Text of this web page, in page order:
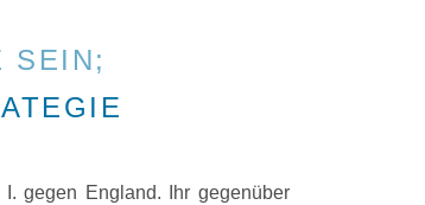
SEIN;
gegen England. Ihr gegenüber